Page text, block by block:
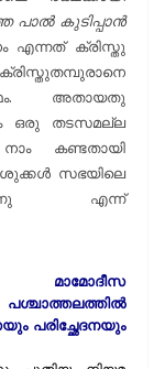
പാൽ കുടിപ്പാൻ
എന്നത് ക്രിസ്തു
അതായതു
ഒരു തടസമല്ല
കണ്ടതായി
സഭയിലെ
എന്ന്
മാമോദീസ
പരിച്ഛേദനയും